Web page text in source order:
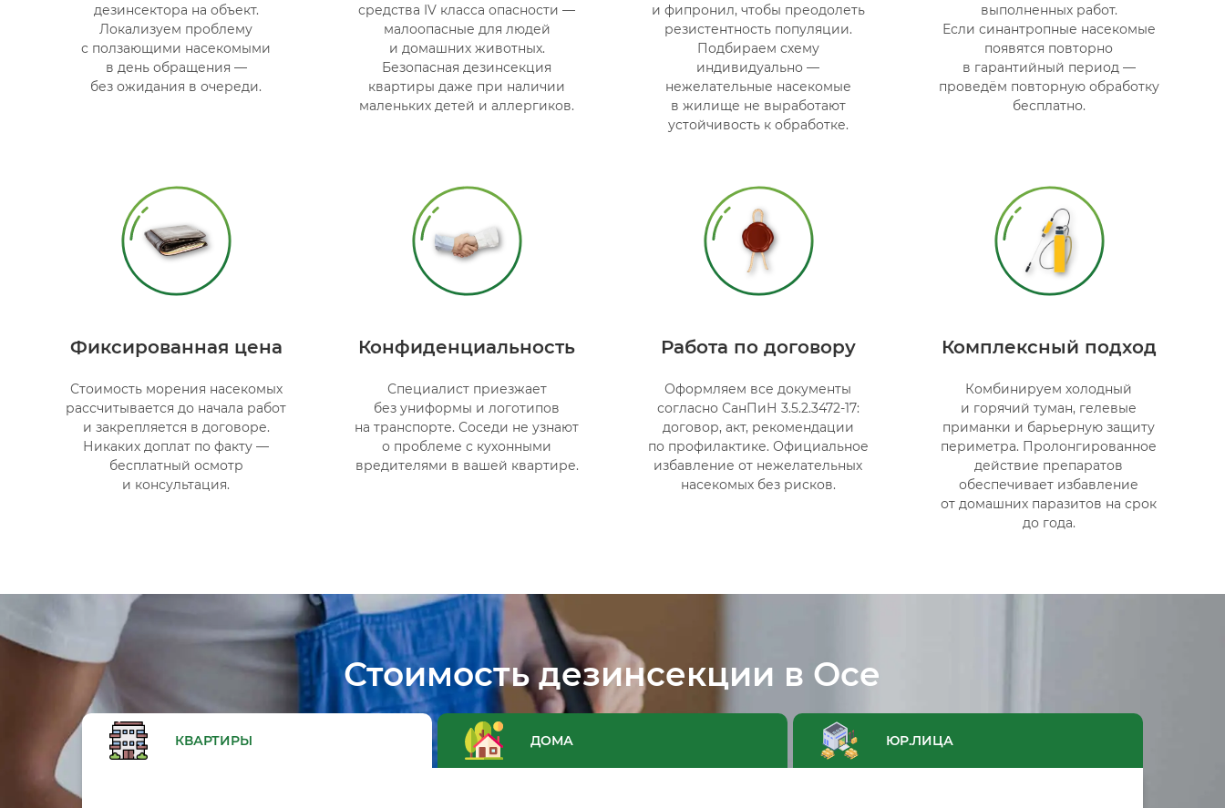
дезинсектора на объект.
Локализуем проблему
с ползающими насекомыми
в день обращения —
без ожидания в очереди.
средства IV класса опасности —
малоопасные для людей
и домашних животных.
Безопасная дезинсекция
квартиры даже при наличии
маленьких детей и аллергиков.
и фипронил, чтобы преодолеть
резистентность популяции.
Подбираем схему
индивидуально —
нежелательные насекомые
в жилище не выработают
устойчивость к обработке.
выполненных работ.
Если синантропные насекомые
появятся повторно
в гарантийный период —
проведём повторную обработку
бесплатно.
Фиксированная цена
Стоимость морения насекомых
рассчитывается до начала работ
и закрепляется в договоре.
Никаких доплат по факту —
бесплатный осмотр
и консультация.
Конфиденциальность
Специалист приезжает
без униформы и логотипов
на транспорте. Соседи не узнают
о проблеме с кухонными
вредителями в вашей квартире.
Работа по договору
Оформляем все документы
согласно СанПиН 3.5.2.3472-17:
договор, акт, рекомендации
по профилактике. Официальное
избавление от нежелательных
насекомых без рисков.
Комплексный подход
Комбинируем холодный
и горячий туман, гелевые
приманки и барьерную защиту
периметра. Пролонгированное
действие препаратов
обеспечивает избавление
от домашних паразитов на срок
до года.
Стоимость дезинсекции в Осе
КВАРТИРЫ ДОМА ЮР.ЛИЦА